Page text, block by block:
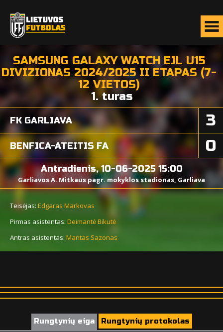
SAMSUNG GALAXY WATCH EJL U15
DIVIZIONAS 2024/2025 II ETAPAS (7-
12 VIETOS)
1. turas
3
FK GARLIAVA
BENFICA-ATEITIS FA 0
Antradienis, 10-06-2025 15:00
Garliavos A. Mitkaus pagr. mokyklos stadionas, Garliava
Teisėjas: Edgaras Markovas
Pirmas asistentas: Deimantė Bikutė
Antras asistentas: Mantas Sazonas
Rungtynių eiga Rungtynių protokolas